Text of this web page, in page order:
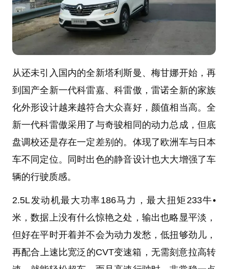
从还未引入国内的全新塔利斯曼、梅甘娜开始，再
到国产全新一代科雷嘉、科雷傲，雷诺全新的家族
化外形设计越来越符合大众喜好，颜值相当高。全
新一代科雷傲采用了与奇骏相同的动力总成，但底
盘调校还是存在一定差别的。体现了欧洲车与日本
车不同定位。同时出色的静音设计也大大增强了车
辆的行驶质感。
2.5L发动机最大功率186马力，最大扭矩233牛•
米，数据上没有什么惊艳之处，输出也略显平淡，
但好在平时开着并不会为动力发愁，低扭够劲儿，
再配合上速比宽泛的CVT变速箱，无需刻意拉高转